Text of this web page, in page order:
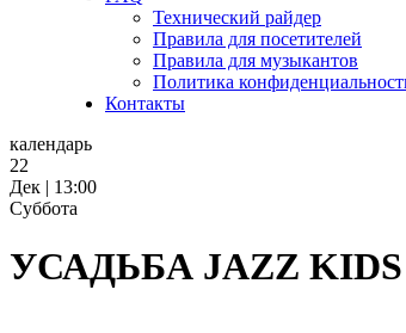
Технический райдер
Правила для посетителей
Правила для музыкантов
Политика
Контакты
календарь
22
Дек | 13:00
Суббота
УСАДЬБА JAZZ KIDS